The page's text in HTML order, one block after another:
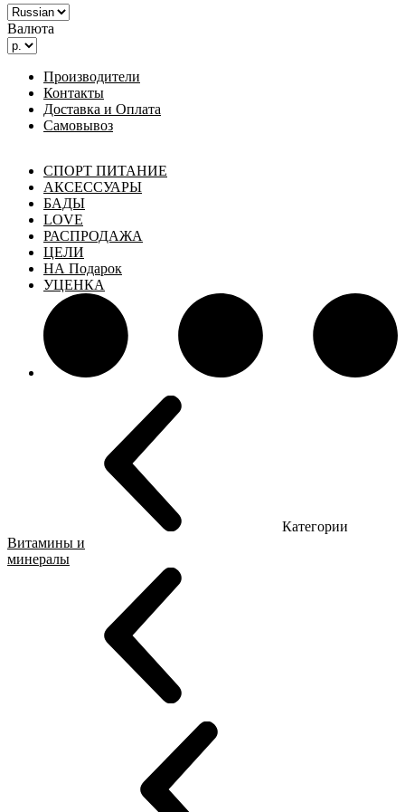
Валюта
Производители
Контакты
Доставка и Оплата
Самовывоз
СПОРТ ПИТАНИЕ
АКСЕССУАРЫ
БАДЫ
LOVE
РАСПРОДАЖА
ЦЕЛИ
НА Подарок
УЦЕНКА
Категории
Витамины и
минералы